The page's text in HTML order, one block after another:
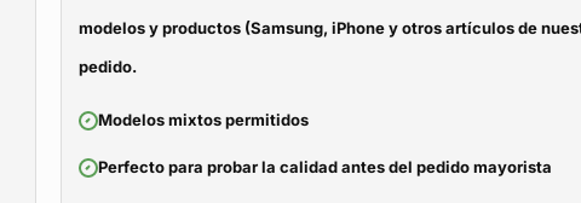
modelos y productos (Samsung, iPhone y otros artículos de
pedido.
Modelos mixtos permitidos
Perfecto para probar la calidad antes del pedido mayorista